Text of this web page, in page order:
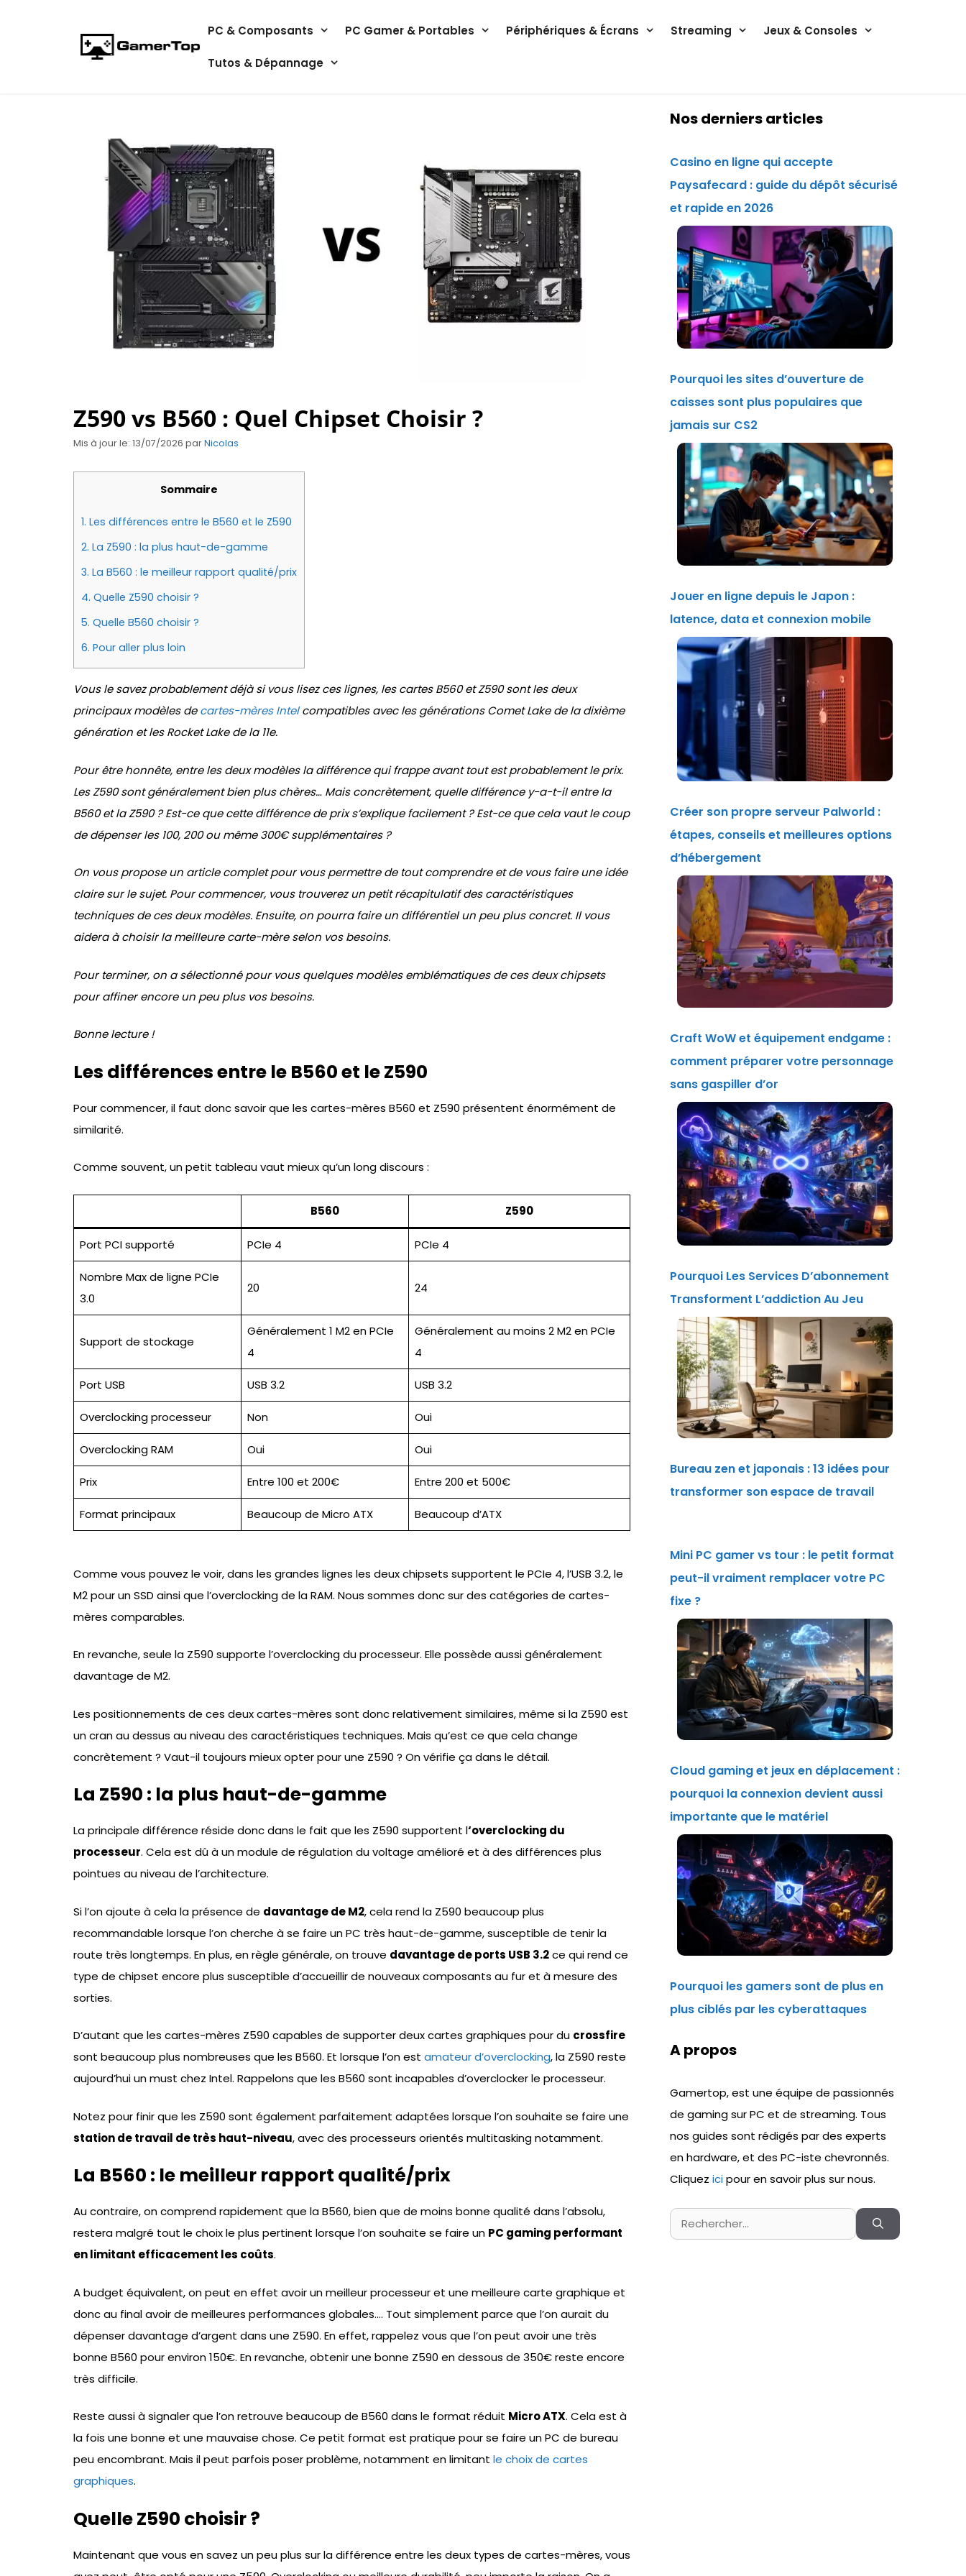
PC & Composants PC Gamer & Portables Périphériques & Écrans Streaming Jeux & Consoles
Tutos & Dépannage
Z590 vs B560 : Quel Chipset Choisir ?
Mis à jour le: 13/07/2026 parNicolas
Sommaire
1. Les différences entre le B560 et le Z590
2. La Z590 : la plus haut-de-gamme
3. La B560 : le meilleur rapport qualité/prix
4. Quelle Z590 choisir ?
5. Quelle B560 choisir ?
6. Pour aller plus loin
Vous le savez probablement déjà si vous lisez ces lignes, les cartes B560 et Z590 sont les deux
principaux modèles decartes-mères Intelcompatibles avec les générations Comet Lake de la dixième
génération et les Rocket Lake de la 11e.
Pour être honnête, entre les deux modèles la différence qui frappe avant tout est probablement le prix.
Les Z590 sont généralement bien plus chères… Mais concrètement, quelle différence y-a-t-il entre la
B560 et la Z590 ? Est-ce que cette différence de prix s’explique facilement ? Est-ce que cela vaut le coup
de dépenser les 100, 200 ou même 300€ supplémentaires ?
On vous propose un article complet pour vous permettre de tout comprendre et de vous faire une idée
claire sur le sujet. Pour commencer, vous trouverez un petit récapitulatif des caractéristiques
techniques de ces deux modèles. Ensuite, on pourra faire un différentiel un peu plus concret. Il vous
aidera à choisir la meilleure carte-mère selon vos besoins.
Pour terminer, on a sélectionné pour vous quelques modèles emblématiques de ces deux chipsets
pour affiner encore un peu plus vos besoins.
Bonne lecture !
Les différences entre le B560 et le Z590
Pour commencer, il faut donc savoir que les cartes-mères B560 et Z590 présentent énormément de
similarité.
Comme souvent, un petit tableau vaut mieux qu’un long discours :
B560 Z590
Port PCI supporté PCIe 4 PCIe 4
Nombre Max de ligne PCIe
3.0
20 24
Support de stockage
Généralement 1 M2 en PCIe
4
Généralement au moins 2 M2 en PCIe
4
Port USB USB 3.2 USB 3.2
Overclocking processeur Non Oui
Overclocking RAM Oui Oui
Prix Entre 100 et 200€ Entre 200 et 500€
Format principaux Beaucoup de Micro ATX Beaucoup d’ATX
Comme vous pouvez le voir, dans les grandes lignes les deux chipsets supportent le PCIe 4, l’USB 3.2, le
M2 pour un SSD ainsi que l’overclocking de la RAM. Nous sommes donc sur des catégories de cartes-
mères comparables.
En revanche, seule la Z590 supporte l’overclocking du processeur. Elle possède aussi généralement
davantage de M2.
Les positionnements de ces deux cartes-mères sont donc relativement similaires, même si la Z590 est
un cran au dessus au niveau des caractéristiques techniques. Mais qu’est ce que cela change
concrètement ? Vaut-il toujours mieux opter pour une Z590 ? On vérifie ça dans le détail.
La Z590 : la plus haut-de-gamme
La principale différence réside donc dans le fait que les Z590 supportent l‘overclocking du
processeur. Cela est dû à un module de régulation du voltage amélioré et à des différences plus
pointues au niveau de l’architecture.
Si l’on ajoute à cela la présence de davantage de M2, cela rend la Z590 beaucoup plus
recommandable lorsque l’on cherche à se faire un PC très haut-de-gamme, susceptible de tenir la
route très longtemps. En plus, en règle générale, on trouve davantage de ports USB 3.2ce qui rend ce
type de chipset encore plus susceptible d’accueillir de nouveaux composants au fur et à mesure des
sorties.
D’autant que les cartes-mères Z590 capables de supporter deux cartes graphiques pour du crossfire
sont beaucoup plus nombreuses que les B560. Et lorsque l’on est amateur d’overclocking, la Z590 reste
aujourd’hui un must chez Intel. Rappelons que les B560 sont incapables d’overclocker le processeur.
Notez pour finir que les Z590 sont également parfaitement adaptées lorsque l’on souhaite se faire une
station de travail de très haut-niveau, avec des processeurs orientés multitasking notamment.
La B560 : le meilleur rapport qualité/prix
Au contraire, on comprend rapidement que la B560, bien que de moins bonne qualité dans l’absolu,
restera malgré tout le choix le plus pertinent lorsque l’on souhaite se faire un PC gaming performant
en limitant efficacement les coûts.
A budget équivalent, on peut en effet avoir un meilleur processeur et une meilleure carte graphique et
donc au final avoir de meilleures performances globales…. Tout simplement parce que l’on aurait du
dépenser davantage d’argent dans une Z590. En effet, rappelez vous que l’on peut avoir une très
bonne B560 pour environ 150€. En revanche, obtenir une bonne Z590 en dessous de 350€ reste encore
très difficile.
Reste aussi à signaler que l’on retrouve beaucoup de B560 dans le format réduit Micro ATX. Cela est à
la fois une bonne et une mauvaise chose. Ce petit format est pratique pour se faire un PC de bureau
peu encombrant. Mais il peut parfois poser problème, notamment en limitant le choix de cartes
graphiques.
Quelle Z590 choisir ?
Maintenant que vous en savez un peu plus sur la différence entre les deux types de cartes-mères, vous
Nos derniers articles
Casino en ligne qui accepte
Paysafecard : guide du dépôt sécurisé
et rapide en 2026
Pourquoi les sites d’ouverture de
caisses sont plus populaires que
jamais sur CS2
Jouer en ligne depuis le Japon :
latence, data et connexion mobile
Créer son propre serveur Palworld :
étapes, conseils et meilleures options
d’hébergement
Craft WoW et équipement endgame :
comment préparer votre personnage
sans gaspiller d’or
Pourquoi Les Services D’abonnement
Transforment L’addiction Au Jeu
Bureau zen et japonais : 13 idées pour
transformer son espace de travail
Mini PC gamer vs tour : le petit format
peut-il vraiment remplacer votre PC
fixe ?
Cloud gaming et jeux en déplacement :
pourquoi la connexion devient aussi
importante que le matériel
Pourquoi les gamers sont de plus en
plus ciblés par les cyberattaques
A propos
Gamertop, est une équipe de passionnés
de gaming sur PC et de streaming. Tous
nos guides sont rédigés par des experts
en hardware, et des PC-iste chevronnés.
Cliquez icipour en savoir plus sur nous.
Rechercher :